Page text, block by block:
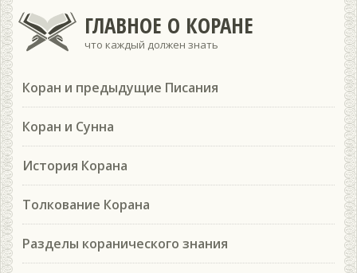
ГЛАВНОЕ О КОРАНЕ
что каждый должен знать
Коран и предыдущие Писания
Коран и Сунна
История Корана
Толкование Корана
Разделы коранического знания